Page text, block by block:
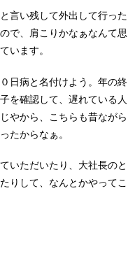
言い残して外出して行った
で、肩こりかなぁなんて思
います。
日病と名付けよう。年の終
を確認して、遅れている人
やから、こちらも昔ながら
たからなぁ。
いただいたり、大社長のと
りして、なんとかやってこ